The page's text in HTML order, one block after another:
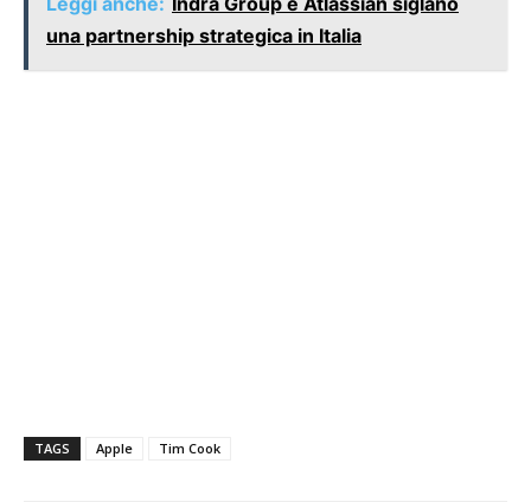
una partnership strategica in Italia
TAGS Apple Tim Cook